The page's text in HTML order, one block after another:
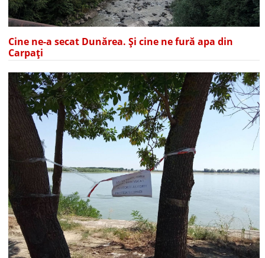
Cine ne-a secat Dunărea. Și cine ne fură apa din
Carpați